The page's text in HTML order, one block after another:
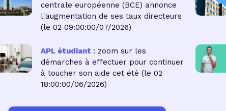
centrale européenne (BCE) annonce
l'augmentation de ses taux directeurs
(le 02 09:00:00/07/2026)
APL étudiant : zoom sur les
démarches à effectuer pour continuer
à toucher son aide cet été (le 02
18:00:00/06/2026)